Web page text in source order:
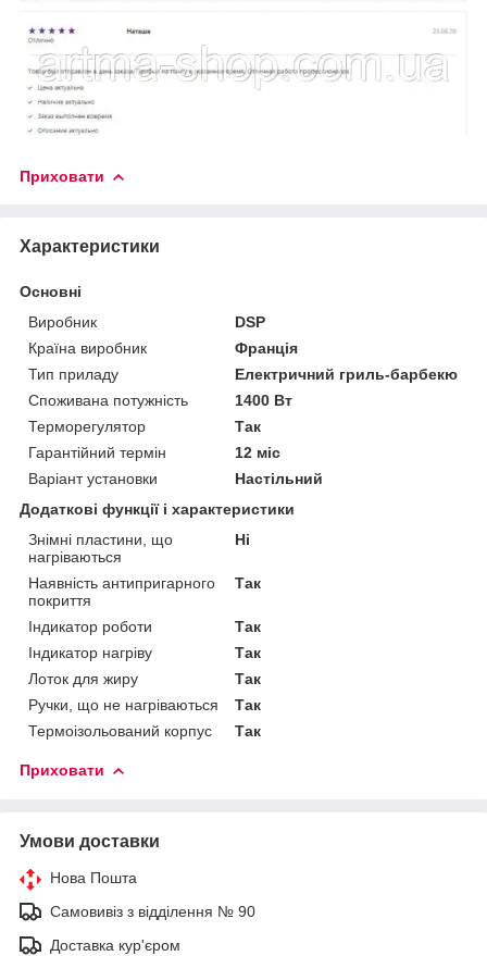
Приховати
Характеристики
Основні
Виробник
DSP
Країна виробник
Франція
Тип приладу
Електричний гриль-барбекю
Споживана потужність
1400 Вт
Терморегулятор
Так
Гарантійний термін
12 міс
Варіант установки
Настільний
Додаткові функції і характеристики
Знімні пластини, що
нагріваються
Ні
Наявність антипригарного
покриття
Так
Індикатор роботи
Так
Індикатор нагріву
Так
Лоток для жиру
Так
Ручки, що не нагріваються
Так
Термоізольований корпус
Так
Приховати
Умови доставки
Нова Пошта
Самовивіз з відділення № 90
Доставка кур'єром